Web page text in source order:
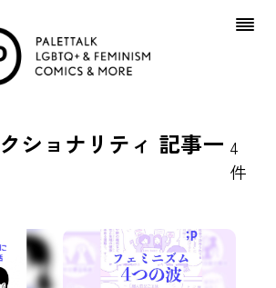
ショナリティ 記事一 4
件